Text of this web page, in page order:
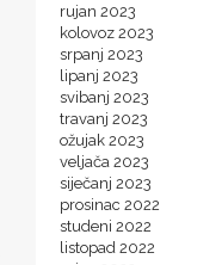
rujan 2023
kolovoz 2023
srpanj 2023
lipanj 2023
svibanj 2023
travanj 2023
ožujak 2023
veljača 2023
siječanj 2023
prosinac 2022
studeni 2022
listopad 2022